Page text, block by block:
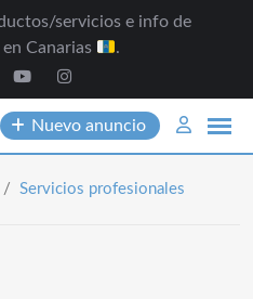
servicios e info de
Canarias
.
Nuevo anuncio
/ Servicios profesionales